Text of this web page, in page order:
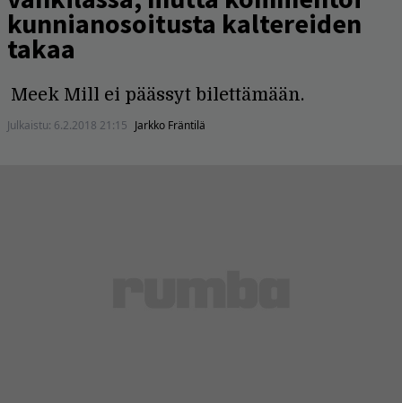
kunnianosoitusta kaltereiden
takaa
Meek Mill ei päässyt bilettämään.
Julkaistu: 6.2.2018 21:15 Jarkko Fräntilä